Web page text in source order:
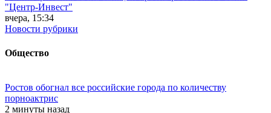
"Центр-Инвест"
вчера, 15:34
Новости рубрики
Общество
Ростов обогнал все российские города по количеству
порноактрис
2 минуты назад